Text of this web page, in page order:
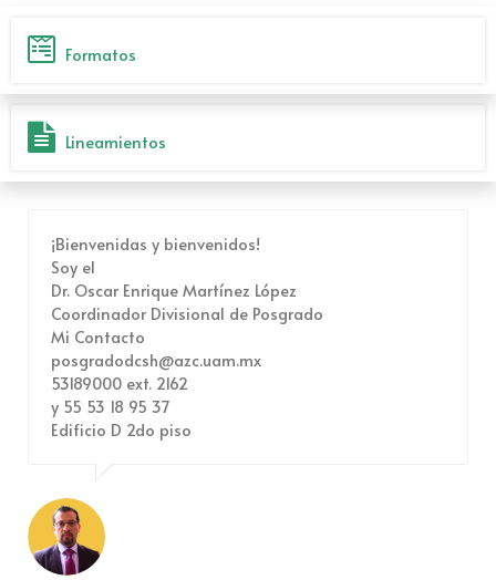
Formatos
Lineamientos
¡Bienvenidas y bienvenidos!
Soy el
Dr. Oscar Enrique Martínez López
Coordinador Divisional de Posgrado
Mi Contacto
posgradodcsh@azc.uam.mx
53189000 ext. 2162
y 55 53 18 95 37
Edificio D 2do piso